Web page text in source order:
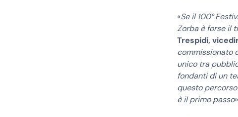
«Se il 100°
Zorba è forse il
Trespidi,
commissionato
unico tra
fondanti di un
questo
è il primo passo